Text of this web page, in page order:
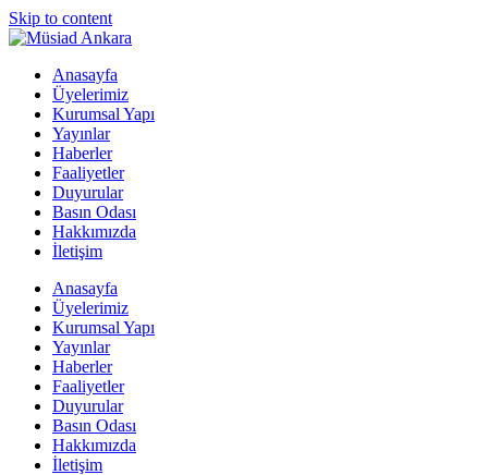
Skip to content
Anasayfa
Üyelerimiz
Kurumsal Yapı
Yayınlar
Haberler
Faaliyetler
Duyurular
Basın Odası
Hakkımızda
İletişim
Anasayfa
Üyelerimiz
Kurumsal Yapı
Yayınlar
Haberler
Faaliyetler
Duyurular
Basın Odası
Hakkımızda
İletişim